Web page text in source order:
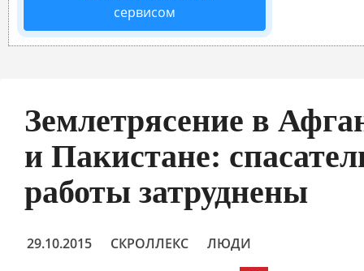
сервисом
Землетрясение в
и Пакистане:
работы затруднены
29.10.2015 СКРОЛЛЕКС ЛЮДИ